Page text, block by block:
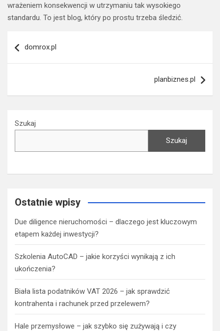
wrażeniem konsekwencji w utrzymaniu tak wysokiego
standardu. To jest blog, który po prostu trzeba śledzić.
wpisu
domrox.pl
planbiznes.pl
Szukaj
Szukaj
Ostatnie wpisy
Due diligence nieruchomości – dlaczego jest kluczowym
etapem każdej inwestycji?
Szkolenia AutoCAD – jakie korzyści wynikają z ich
ukończenia?
Biała lista podatników VAT 2026 – jak sprawdzić
kontrahenta i rachunek przed przelewem?
Hale przemysłowe – jak szybko się zużywają i czy